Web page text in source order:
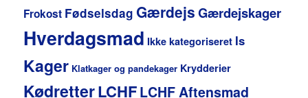
Frokost Fødselsdag GærdejsGærdejskager
Hverdagsmad Ikke kategoriseret Is
Kager Klatkager og pandekager Krydderier
KødretterLCHFLCHF Aftensmad